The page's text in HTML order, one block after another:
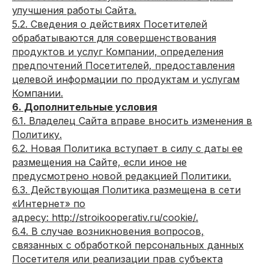
улучшения работы Сайта.
5.2. Сведения о действиях Посетителей
обрабатываются для совершенствования
продуктов и услуг Компании, определения
предпочтений Посетителей, предоставления
целевой информации по продуктам и услугам
Компании.
6. Дополнительные условия
6.1. Владелец Сайта вправе вносить изменения в
Политику.
6.2. Новая Политика вступает в силу с даты ее
размещения на Сайте, если иное не
предусмотрено новой редакцией Политики.
6.3. Действующая Политика размещена в сети
«Интернет» по
адресу: http://stroikooperativ.ru/cookie/.
6.4. В случае возникновения вопросов,
связанных с обработкой персональных данных
Посетителя или реализации прав субъекта